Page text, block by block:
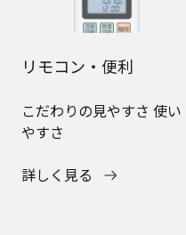
リモコン・便利
こだわりの見やすさ 使い
やすさ
詳しく見る